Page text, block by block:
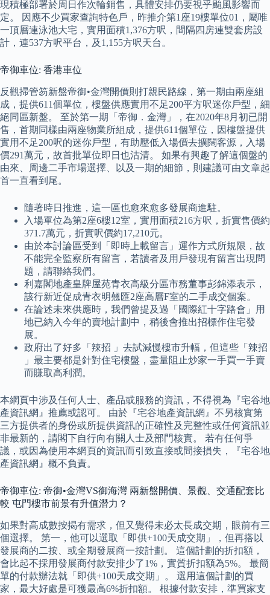
現積極部署於周日作次輪銷售，具體安排仍要視乎颱風影響而
定。 因應不少買家查詢特色戶，昨推介第1座19樓單位01，屬唯
一頂層連泳池大宅，實用面積1,376方呎，間隔四房連雙套房設
計，連537方呎平台，及1,155方呎天台。
帝御車位: 香港車位
反觀掃管笏新盤帝御•金灣開價則打親民路線，第一期由兩座組
成，提供611個單位，樓盤供應實用不足200平方呎迷你戶型，細
絕同區新盤。 至於第一期「帝御．金灣」，在2020年8月初已開
售，首期同樣由兩座物業所組成，提供611個單位，因樓盤提供
實用不足200呎的迷你戶型，有助壓低入場價去擴闊客源，入場
價291萬元，故首批單位即日也沽清。 如果有興趣了解這個盤的
由來、周邊二手市場選擇、以及一期的細節，則建議可由文章起
首一直看到尾。
隨著時日推進，這一區也愈來愈多發展商進駐。
入場單位為第2座6樓12室，實用面積216方呎，折實售價約
371.7萬元，折實呎價約17,210元。
由於本討論區受到「即時上載留言」運作方式所規限，故
不能完全監察所有留言，若讀者及用戶發現有留言出現問
題，請聯絡我們。
利嘉閣地產皇牌屋苑青衣高級分區市務董事彭錦添表示，
該行新近促成青衣明翹匯2座高層F室的二手成交個案。
在論述未來供應時，我們曾提及過「國際紅十字路會」用
地已納入今年的賣地計劃中，稍後會推出招標作住宅發
展。
政府出了好多「辣招 」去試減慢樓市升幅，但這些「辣招
」最主要都是針對住宅樓盤，盡量阻止炒家一手買一手賣
而賺取高利潤。
本網頁中涉及任何人士、產品或服務的資訊，不得視為『宅谷地
產資訊網』推薦或認可。 由於『宅谷地產資訊網』不另核實第
三方提供者的身份或所提供資訊的正確性及完整性或任何資訊並
非最新的，請閣下自行向有關人士及部門核實。 若有任何爭
議，或因為使用本網頁的資訊而引致直接或間接損失，『宅谷地
產資訊網』概不負責。
帝御車位: 帝御•金灣VS御海灣 兩新盤開價、景觀、交通配套比
較 屯門樓市前景有升值潛力？
如果對高成數按揭有需求，但又覺得未必太長成交期，眼前有三
個選擇。 第一，他可以選取「即供+100天成交期」，但再搭以
發展商的二按、或全期發展商一按計劃。 這個計劃的折扣額，
會比起不採用發展商付款安排少了1%，實質折扣額為5%。 最簡
單的付款辦法就「即供+100天成交期」。 選用這個計劃的買
家，最大好處是可獲最高6%折扣額。 根據付款安排，準買家支